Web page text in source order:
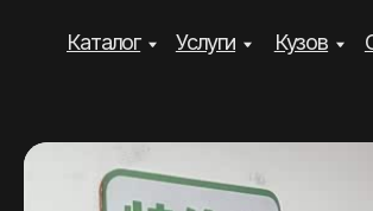
Каталог Услуги Кузов О нас